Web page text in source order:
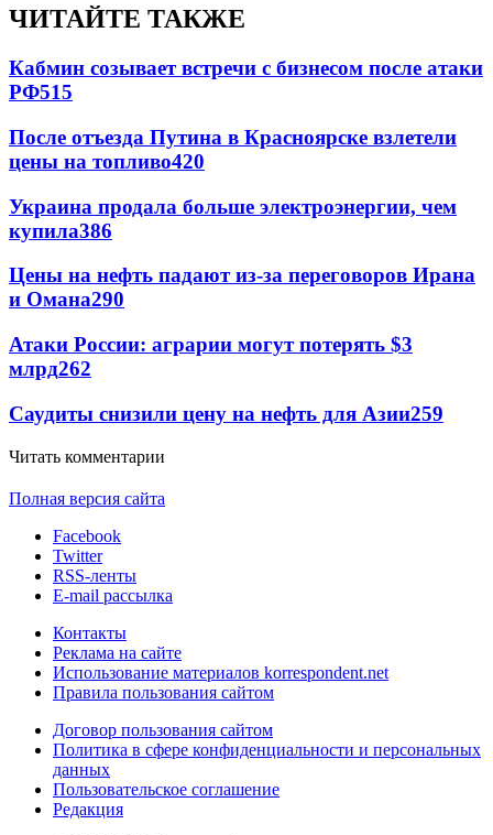
ЧИТАЙТЕ ТАКЖЕ
Кабмин созывает встречи с бизнесом после атаки
РФ515
После отъезда Путина в Красноярске взлетели
цены на топливо420
Украина продала больше электроэнергии, чем
купила386
Цены на нефть падают из-за переговоров Ирана
и Омана290
Атаки России: аграрии могут потерять $3
млрд262
Саудиты снизили цену на нефть для Азии259
Читать комментарии
Полная версия сайта
Facebook
Twitter
RSS-ленты
E-mail рассылка
Контакты
Реклама на сайте
Использование материалов korrespondent.net
Правила пользования сайтом
Договор пользования сайтом
Политика в сфере конфиденциальности и персональных
данных
Пользовательское соглашение
Редакция